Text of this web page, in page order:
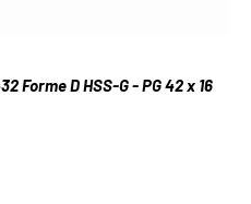
Forme D HSS-G - PG 42 x 16